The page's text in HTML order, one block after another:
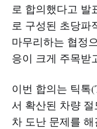
로 합의했다고 발
로 구성된 초당파
마무리하는 협정
응이 크게 주목받
이번 합의는 틱톡
서 확산된 차량
차 도난 문제를